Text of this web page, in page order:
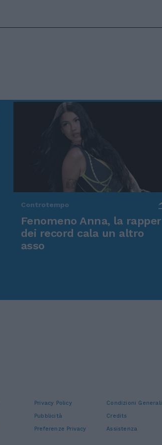
Controtempo
Fenomeno Anna, la rapper
dei record cala un altro
asso
Privacy Policy
Condizioni Generali
Pubblicità
Credits
Preferenze Privacy Assistenza